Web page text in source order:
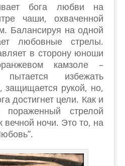
бога любви на
чаши, охваченной
Балансируя на одной
любовные стрелы.
в сторону юноши
камзоле –
избежать
защищается рукой, но,
достигнет цели. Как и
стрелой
вечной ночи. Это то, на